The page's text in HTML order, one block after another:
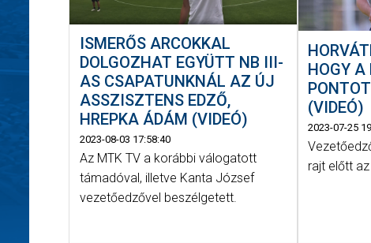
ISMERŐS ARCOKKAL
DOLGOZHAT EGYÜTT NB III-
AS CSAPATUNKNÁL AZ ÚJ
ASSZISZTENS EDZŐ,
HREPKA ÁDÁM (VIDEÓ)
2023-08-03 17:58:40
Az MTK TV a korábbi válogatott
támadóval, illetve Kanta József
vezetőedzővel beszélgetett.
HOGY A
(VIDEÓ)
2023-07-25
rajt előtt az